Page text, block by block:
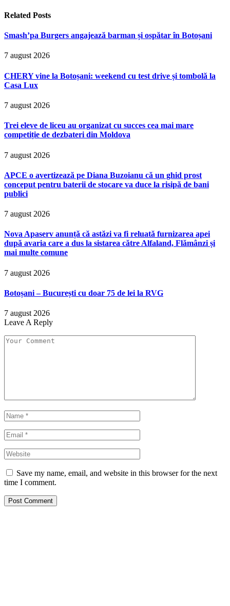
Related Posts
Smash’pa Burgers angajează barman și ospătar în Botoșani
7 august 2026
CHERY vine la Botoșani: weekend cu test drive și tombolă la
Casa Lux
7 august 2026
Trei eleve de liceu au organizat cu succes cea mai mare
competiție de dezbateri din Moldova
7 august 2026
APCE o avertizează pe Diana Buzoianu că un ghid prost
conceput pentru baterii de stocare va duce la risipă de bani
publici
7 august 2026
Nova Apaserv anunță că astăzi va fi reluată furnizarea apei
după avaria care a dus la sistarea către Alfaland, Flămânzi și
mai multe comune
7 august 2026
Botoșani – București cu doar 75 de lei la RVG
7 august 2026
Leave A Reply
Save my name, email, and website in this browser for the next
time I comment.